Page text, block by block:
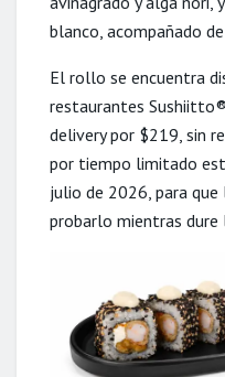
blanco, acompañado
El rollo se encuentra
restaurantes
delivery por $219, sin
por tiempo limitado
julio de 2026, para
probarlo mientras